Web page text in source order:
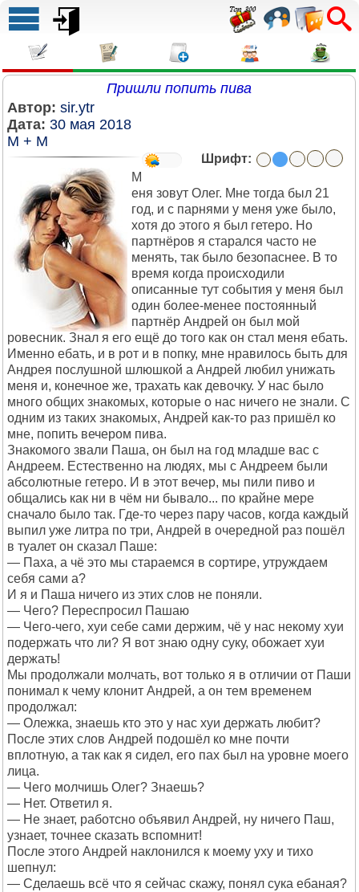
Пришли попить пива
Автор: sir.ytr
Дата: 30 мая 2018
М + М
Шрифт:
М
еня зовут Олег. Мне тогда был 21
год, и с парнями у меня уже было,
хотя до этого я был гетеро. Но
партнёров я старался часто не
менять, так было безопаснее. В то
время когда происходили
описанные тут события у меня был
один более-менее постоянный
партнёр Андрей он был мой
ровесник. Знал я его ещё до того как он стал меня ебать.
Именно ебать, и в рот и в попку, мне нравилось быть для
Андрея послушной шлюшкой а Андрей любил унижать
меня и, конечное же, трахать как девочку. У нас было
много общих знакомых, которые о нас ничего не знали. С
одним из таких знакомых, Андрей как-то раз пришёл ко
мне, попить вечером пива.
Знакомого звали Паша, он был на год младше вас с
Андреем. Естественно на людях, мы с Андреем были
абсолютные гетеро. И в этот вечер, мы пили пиво и
общались как ни в чём ни бывало... по крайне мере
сначало было так. Где-то через пару часов, когда каждый
выпил уже литра по три, Андрей в очередной раз пошёл
в туалет он сказал Паше:
— Паха, а чё это мы стараемся в сортире, утруждаем
себя сами а?
И я и Паша ничего из этих слов не поняли.
— Чего? Переспросил Пашаю
— Чего-чего, хуи себе сами держим, чё у нас некому хуи
подержать что ли? Я вот знаю одну суку, обожает хуи
держать!
Мы продолжали молчать, вот только я в отличии от Паши
понимал к чему клонит Андрей, а он тем временем
продолжал:
— Олежка, знаешь кто это у нас хуи держать любит?
После этих слов Андрей подошёл ко мне почти
вплотную, а так как я сидел, его пах был на уровне моего
лица.
— Чего молчишь Олег? Знаешь?
— Нет. Ответил я.
— Не знает, работсно объявил Андрей, ну ничего Паш,
узнает, точнее сказать вспомнит!
После этого Андрей наклонился к моему уху и тихо
шепнул:
— Сделаешь всё что я сейчас скажу, понял сука ебаная?